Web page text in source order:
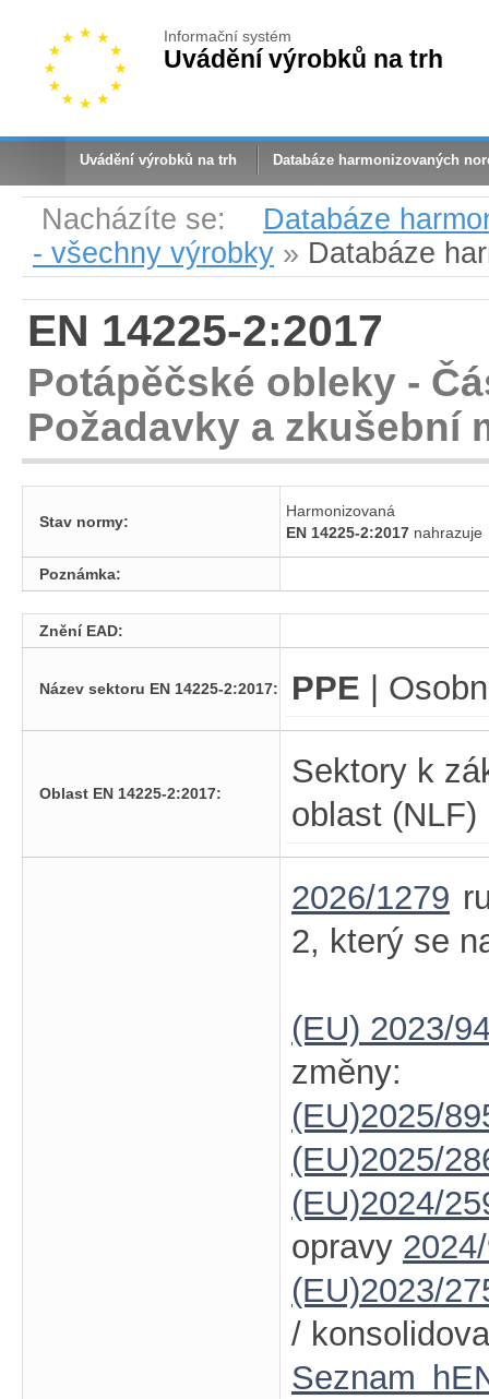
Informační systém
Uvádění výrobků na trh
Uvádění výrobků na trh Databáze harmonizovaných
Nacházíte se:
Databáze
- všechny výrobky » Databáze
EN 14225-2:2017
Potápěčské obleky -
Požadavky a zkušební
Stav normy:
Harmonizovaná
EN 14225-2:2017
Poznámka:
Znění EAD:
Název sektoru EN 14225-2:2017: PPE |
Oblast EN 14225-2:2017:
Sektory k
oblast (NLF)
2026/1279
2, který se
(EU) 2023/
změny:
(EU)2025/
(EU)2025/
(EU)2024/
opravy
(EU)2023/
/
Seznam